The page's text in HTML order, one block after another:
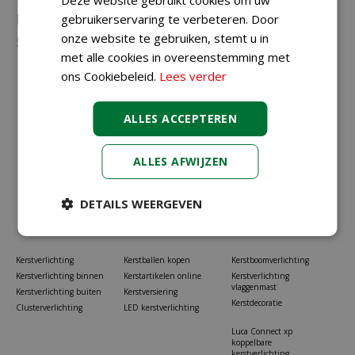
Neem gerust contact met ons op via023-
5581528ofinfo@koopkerstverlichting.nl
Kerstverlichting
Kerstverlichting binnen
Kerstverlichting buiten
Clusterverlichting
Kerstballen kopen
Kerstartikelen online
Kerstversiering
LED kerstverlichting
Kerstboomverlichting
Kerstverlichting
vlaggenmast
Kerstdecoratie
Luca Connect xp
koppelbare
gebruikerservaring te verbeteren. Door
onze website te gebruiken, stemt u in
met alle cookies in overeenstemming met
ons Cookiebeleid. Lees verder
ALLES ACCEPTEREN
ALLES AFWIJZEN
DETAILS WEERGEVEN